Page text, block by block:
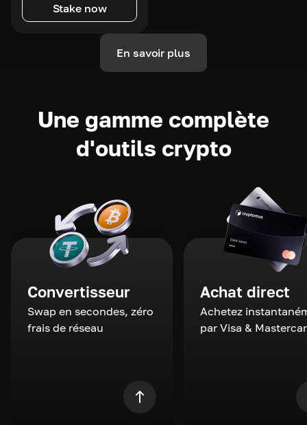
Stake now
En savoir plus
Une gamme complète
d'outils crypto
Convertisseur
Swap en secondes, zéro
frais de réseau
Achat direct
Achetez
par Visa &